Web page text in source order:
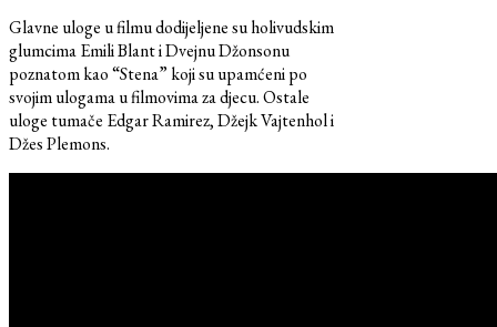
Glavne uloge u filmu dodijeljene su holivudskim
glumcima Emili Blant i Dvejnu Džonsonu
poznatom kao “Stena” koji su upamćeni po
svojim ulogama u filmovima za djecu. Ostale
uloge tumače Edgar Ramirez, Džejk Vajtenhol i
Džes Plemons.